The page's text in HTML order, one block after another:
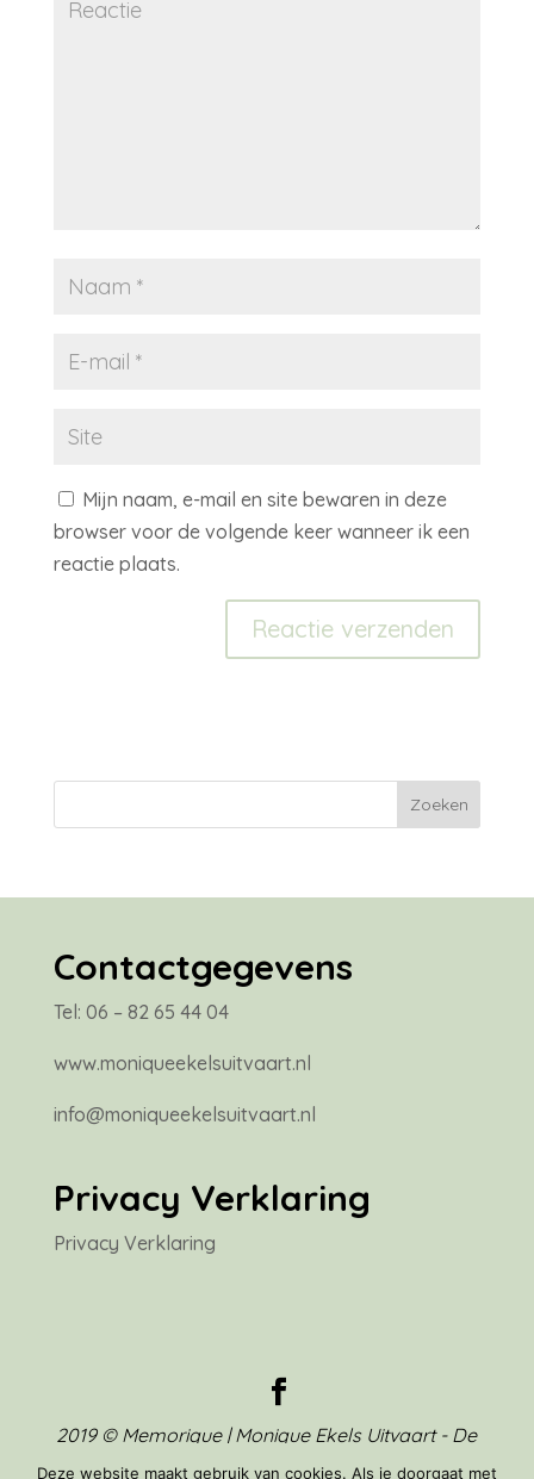
Mijn naam, e-mail en site bewaren in deze
browser voor de volgende keer wanneer ik een
reactie plaats.
Contactgegevens
Tel: 06 – 82 65 44 04
www.moniqueekelsuitvaart.nl
info@moniqueekelsuitvaart.nl
Privacy Verklaring
Privacy Verklaring
2019 © Memorique | Monique Ekels Uitvaart - De
foto’s en teksten op deze webpagina mogen
Deze website maakt gebruik van cookies. Als je doorgaat met